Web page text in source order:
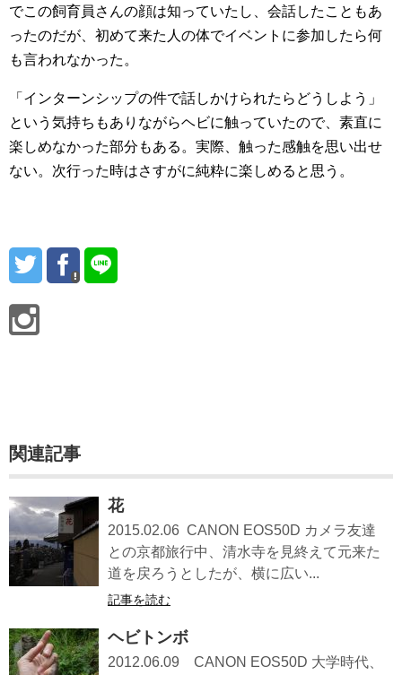
でこの飼育員さんの顔は知っていたし、会話したこともあ
ったのだが、初めて来た人の体でイベントに参加したら何
も言われなかった。
「インターンシップの件で話しかけられたらどうしよう」
という気持ちもありながらヘビに触っていたので、素直に
楽しめなかった部分もある。実際、触った感触を思い出せ
ない。次行った時はさすがに純粋に楽しめると思う。
関連記事
花
2015.02.06 CANON EOS50D カメラ友達
との京都旅行中、清水寺を見終えて元来た
道を戻ろうとしたが、横に広い...
記事を読む
ヘビトンボ
2012.06.09 CANON EOS50D 大学時代、